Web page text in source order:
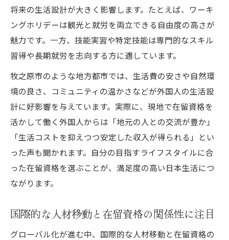
将来の生活設計が大きく影響します。たとえば、ワーキ
ングホリデーは観光と就労を両立できる自由度の高さが
魅力です。一方、技能実習や特定技能は専門的なスキル
習得や長期就労を志向する方に適しています。
牧之原市のような地方都市では、生活費の安さや自然環
境の良さ、コミュニティの温かさなどが外国人の生活設
計に好影響を与えています。実際に、現地で在留資格を
活かして働く外国人からは「地元の人との交流が豊か」
「生活コストを抑えつつ安定した収入が得られる」とい
った声も聞かれます。自分の目指すライフスタイルに合
った在留資格を選ぶことが、満足度の高い日本生活につ
ながります。
国際的な人材移動と在留資格の関係性に注目
グローバル化が進む中、国際的な人材移動と在留資格の